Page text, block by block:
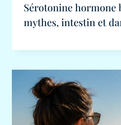
Sérotonine hormone
mythes, intestin et